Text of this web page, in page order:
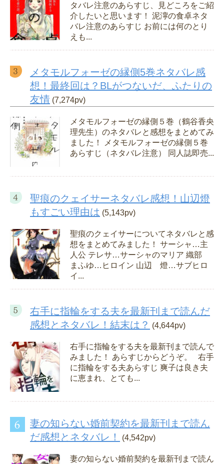
タバレ注意のあらすじ、見どころをご紹
介したいと思います！ 泥濘の食卓ネタ
バレ注意のあらすじ お前には何のとり
えも...
メタモルフォーゼの縁側5巻ネタバレ感
想！最終回は？BLがつないだ、ふたりの
友情 (7,274pv)
メタモルフォーゼの縁側５巻（鶴谷香央
理先生）のネタバレと感想をまとめてみ
ました！ メタモルフォーゼの縁側５巻
あらすじ（ネタバレ注意） 同人誌即売...
聖痕のクェイサーネタバレ感想！山辺燈
もすごい理由は (5,143pv)
聖痕のクェイサーについてネタバレと感
想をまとめてみました！ サーシャ…主
人公 テレサ…サーシャのマリア 織部
まふゆ…ヒロイン 山辺 燈…サブヒロ
イ...
右手に指輪をする夫を最新刊まで読んだ
感想とネタバレ！結末は？ (4,644pv)
右手に指輪をする夫を最新刊まで読んで
みました！ あらすじからどうぞ。 右手
に指輪をする夫あらすじ 爽子は良き夫
に恵まれ、とても...
妻の知らない婚前契約を最新刊まで読ん
だ感想とネタバレ！
(4,542pv)
妻の知らない婚前契約を最新刊まで読ん